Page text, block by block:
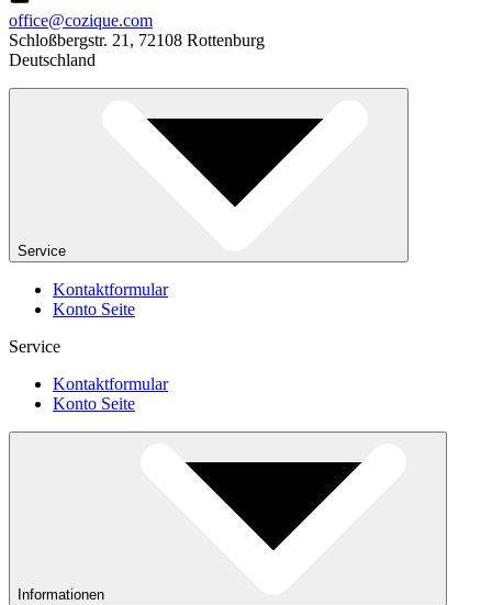
office@cozique.com
Schloßbergstr. 21, 72108 Rottenburg
Deutschland
Service
Kontaktformular
Konto Seite
Service
Kontaktformular
Konto Seite
Informationen